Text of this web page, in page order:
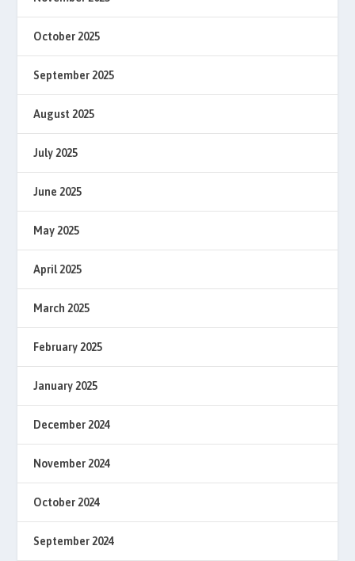
October 2025
September 2025
August 2025
July 2025
June 2025
May 2025
April 2025
March 2025
February 2025
January 2025
December 2024
November 2024
October 2024
September 2024